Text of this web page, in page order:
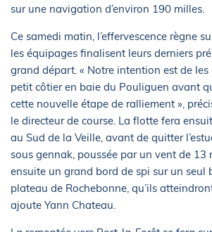
sur une navigation d’environ 190 milles.
Ce samedi matin, l’effervescence règne
les équipages finalisent leurs derniers
grand départ. « Notre intention est de les
petit côtier en baie du Pouliguen avant
cette nouvelle étape de ralliement »,
le directeur de course. La flotte fera
au Sud de la Veille, avant de quitter
sous gennak, poussée par un vent de
ensuite un grand bord de spi sur un seul
plateau de Rochebonne, qu’ils
ajoute Yann Chateau.